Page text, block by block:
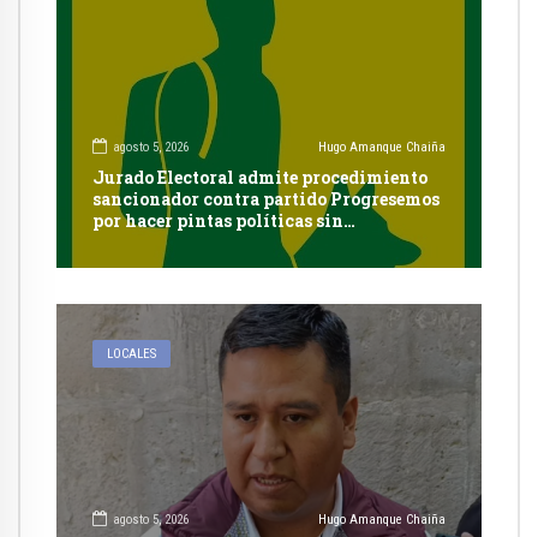
agosto 5, 2026 Hugo Amanque Chaiña
Jurado Electoral admite procedimiento
sancionador contra partido Progresemos
por hacer pintas políticas sin
autorización en Cayma
LOCALES
agosto 5, 2026 Hugo Amanque Chaiña